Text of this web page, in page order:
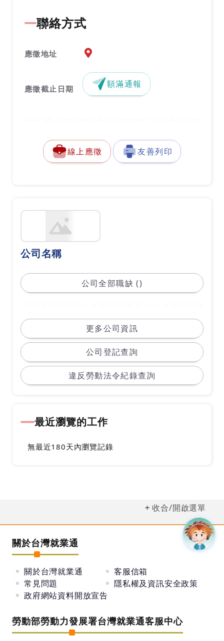
聯絡方式
應徵地址 應徵地址地圖『另開新視窗』
應徵截止日期 額滿通報
線上應徵 友善列印
公司名稱
公司全部職缺 ()
更多公司資訊
公司登記查詢
違反勞動法令紀錄查詢
最近瀏覽的工作
無最近180天內瀏覽記錄
收合/開啟選單
關於台灣就業通
關於台灣就業通
客服信箱
常見問題
隱私權及資訊安全政策
政府網站資料開放宣告
勞動部勞動力發展署台灣就業通客服中心